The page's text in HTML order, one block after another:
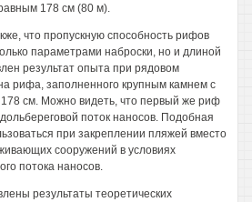
178 см (80 м).
что пропускную способность рифов
параметрами наброски, но и длиной
результат опыта при рядовом
рифа, заполненного крупным камнем с
см. Можно видеть, что первый же риф
поток наносов. Подобная
при закреплении пляжей вместо
сооружений в условиях
потока наносов.
результаты теоретических